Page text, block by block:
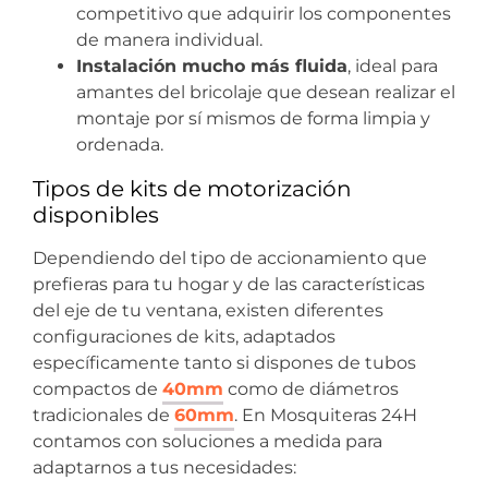
competitivo que adquirir los componentes
de manera individual.
Instalación mucho más fluida, ideal para
amantes del bricolaje que desean realizar el
montaje por sí mismos de forma limpia y
ordenada.
Tipos de kits de motorización
disponibles
Dependiendo del tipo de accionamiento que
prefieras para tu hogar y de las características
del eje de tu ventana, existen diferentes
configuraciones de kits, adaptados
específicamente tanto si dispones de tubos
compactos de 40mm como de diámetros
tradicionales de 60mm. En Mosquiteras 24H
contamos con soluciones a medida para
adaptarnos a tus necesidades: